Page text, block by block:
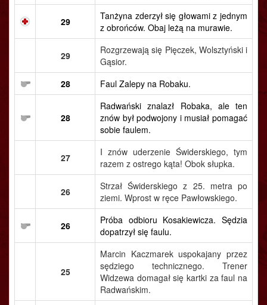
29
Tanżyna zderzył się głowami z jednym
z obrońców. Obaj leżą na murawie.
29
Rozgrzewają się Pięczek, Wolsztyński i
Gąsior.
28
Faul Zalepy na Robaku.
28
Radwański znalazł Robaka, ale ten
znów był podwojony i musiał pomagać
sobie faulem.
27
I znów uderzenie Świderskiego, tym
razem z ostrego kąta! Obok słupka.
26
Strzał Świderskiego z 25. metra po
ziemi. Wprost w ręce Pawłowskiego.
26
Próba odbioru Kosakiewicza. Sędzia
dopatrzył się faulu.
25
Marcin Kaczmarek uspokajany przez
sędziego technicznego. Trener
Widzewa domagał się kartki za faul na
Radwańskim.